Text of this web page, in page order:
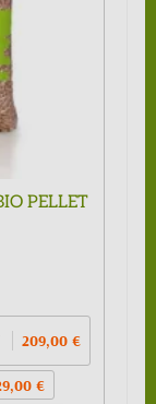
PELLET
209,00 €
€